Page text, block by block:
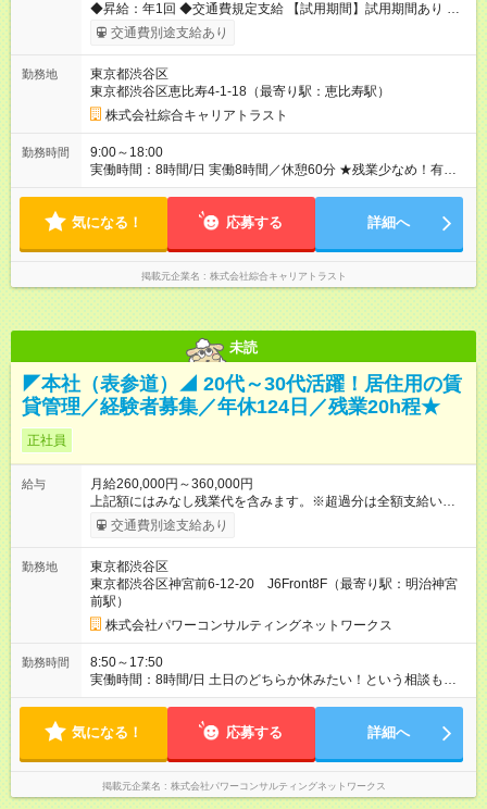
◆昇給：年1回 ◆交通費規定支給 【試用期間】試用期間あり 試用
期間の長さ：3ヶ月 雇用形態、給与は本採用時と同じです。
交通費別途支給あり
勤務地
東京都渋谷区
東京都渋谷区恵比寿4-1-18（最寄り駅：恵比寿駅）
株式会社綜合キャリアトラスト
勤務時間
9:00～18:00
実働時間：8時間/日 実働8時間／休憩60分 ★残業少なめ！有給
も基本取りやすいので、プライベートも充実♪
気になる！ 応募する 詳細へ
掲載元企業名 株式会社綜合キャリアトラスト
未読
◤本社（表参道）◢ 20代～30代活躍！居住用の賃
貸管理／経験者募集／年休124日／残業20h程★
正社員
給与
月給260,000円～360,000円
上記額にはみなし残業代を含みます。※超過分は全額支給いたし
ます。 みなし残業代 49,500円 ～ 68,400円／月 みなし残業時
間 30時間／月 ◎月残業は20時間程 ライフワークバランスが整え
3ヶ月 雇用形態、給与は本採用時と同じです。
交通費別途支給あり
勤務地
東京都渋谷区
東京都渋谷区神宮前6-12-20 J6Front8F（最寄り駅：明治神宮
前駅）
株式会社パワーコンサルティングネットワークス
勤務時間
8:50～17:50
実働時間：8時間/日 土日のどちらか休みたい！という相談も可
能★ シフト希望は柔軟に対応！
気になる！ 応募する 詳細へ
掲載元企業名 株式会社パワーコンサルティングネットワークス